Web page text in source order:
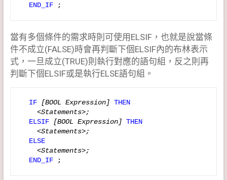
END_IF ;
當有多個條件的需求時則可使用ELSIF，也就是說當條
件不成立(FALSE)時會再判斷下個ELSIF內的布林表示
式，一旦成立(TRUE)則執行對應的語句組，反之則再
判斷下個ELSIF或是執行ELSE語句組。
  IF
[BOOL Expression] THEN
    <Statements>;
  ELSIF
[BOOL Expression] THEN
    <Statements>;
  ELSE
    <Statements>;
  END_IF
;